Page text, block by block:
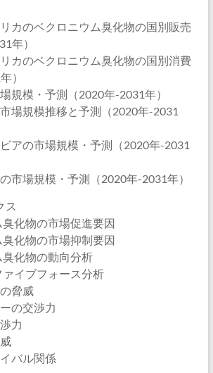
カのベクロニウム臭化物の国別販売
年）
カのベクロニウム臭化物の国別消費
）
規模・予測（2020年-2031年）
場規模推移と予測（2020年-2031
アの市場規模・予測（2020年-2031
市場規模・予測（2020年-2031年）
ス
臭化物の市場促進要因
臭化物の市場抑制要因
臭化物の動向分析
ァイブフォース分析
脅威
の交渉力
力
バル関係